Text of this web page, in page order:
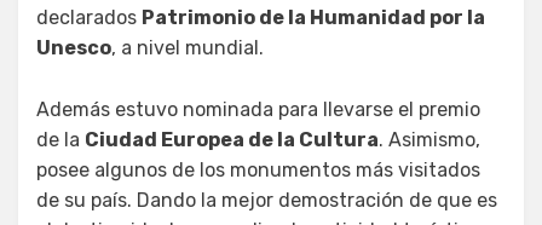
declarados Patrimonio de la Humanidad por la
Unesco, a nivel mundial.
Además estuvo nominada para llevarse el premio
de la Ciudad Europea de la Cultura. Asimismo,
posee algunos de los monumentos más visitados
de su país. Dando la mejor demostración de que es